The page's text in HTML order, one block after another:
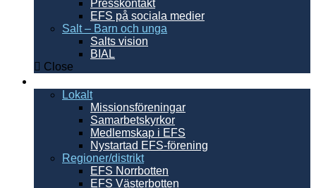
Presskontakt
EFS på sociala medier
Salt – Barn och unga
Salts vision
BIAL
Close
Lokalt
Missionsföreningar
Samarbetskyrkor
Medlemskap i EFS
Nystartad EFS-förening
Regioner/distrikt
EFS Norrbotten
EFS Västerbotten